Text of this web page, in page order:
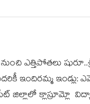
నుంచి ఎత్తిపోతలు
ఇందిరమ్మ ఇండ్లు:
క్లాస్రూమ్లో